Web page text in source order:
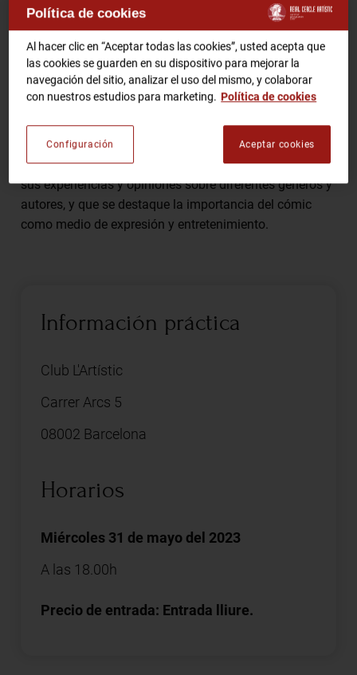
RCA TV
RCA TEATRO
Gastronomic Experience 360º
Entradas Eventos
Comparte
Discutiremos diversos temas relacionados con la
historia, el arte y la evolución del cómic en la
actualidad. Esperamos que los asistentes compartan
sus experiencias y opiniones sobre diferentes géneros y
autores, y que se destaque la importancia del cómic
como medio de expresión y entretenimiento.
Información práctica
Club L'Artístic
Carrer Arcs 5
08002 Barcelona
Horarios
Miércoles 31 de mayo del 2023
A las 18.00h
Precio de entrada: Entrada lliure.
Política de cookies
Al hacer clic en “Aceptar todas las cookies”, usted acepta que
las cookies se guarden en su dispositivo para mejorar la
navegación del sitio, analizar el uso del mismo, y colaborar
con nuestros estudios para marketing. Política de cookies
Aceptar cookies
Configuración